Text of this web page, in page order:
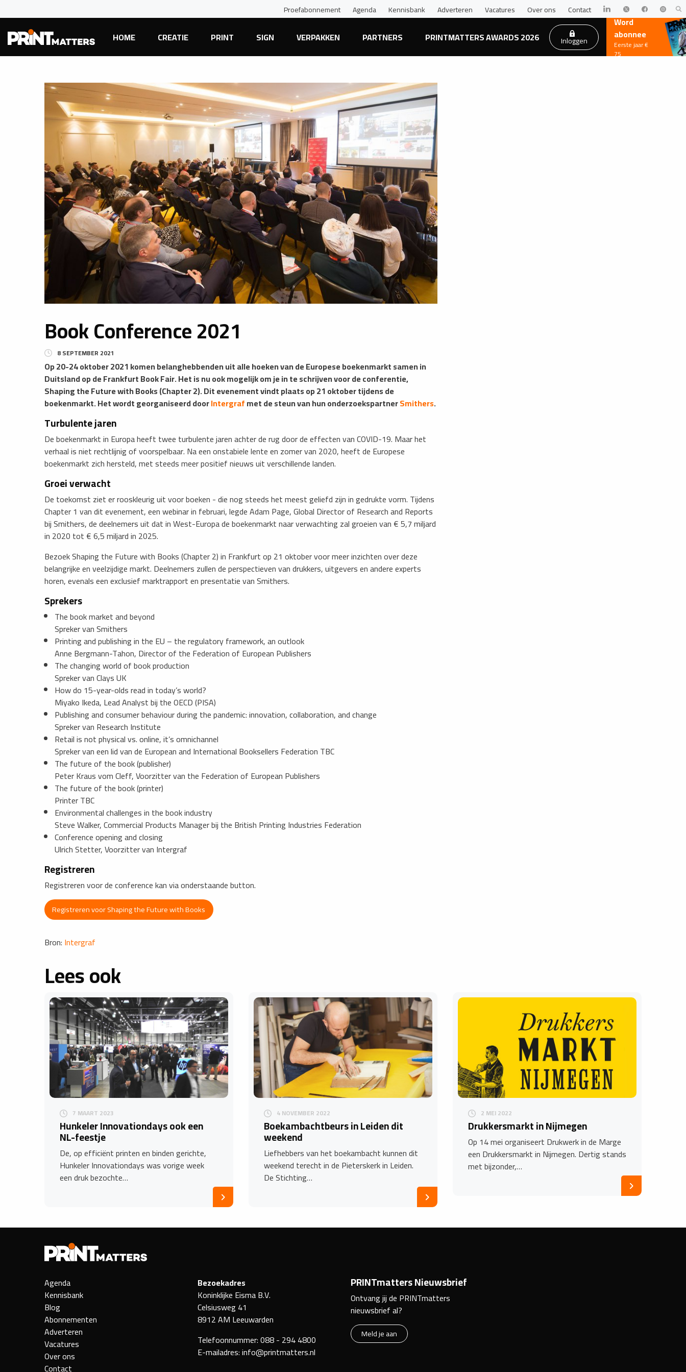
Proefabonnement Agenda Kennisbank Adverteren Vacatures Over ons Contact
HOME CREATIE PRINT SIGN VERPAKKEN PARTNERS PRINTMATTERS AWARDS 2026 Inloggen
Word
abonnee
Eerste jaar €
75
Book Conference 2021
8 SEPTEMBER 2021
Op 20-24 oktober 2021 komen belanghebbenden uit alle hoeken van de Europese boekenmarkt samen in
Duitsland op de Frankfurt Book Fair. Het is nu ook mogelijk om je in te schrijven voor de conferentie,
Shaping the Future with Books (Chapter 2). Dit evenement vindt plaats op 21 oktober tijdens de
boekenmarkt. Het wordt georganiseerd doorIntergrafmet de steun van hun onderzoekspartnerSmithers.
Turbulente jaren
De boekenmarkt in Europa heeft twee turbulente jaren achter de rug door de effecten van COVID-19. Maar het
verhaal is niet rechtlijnig of voorspelbaar. Na een onstabiele lente en zomer van 2020, heeft de Europese
boekenmarkt zich hersteld, met steeds meer positief nieuws uit verschillende landen.
Groei verwacht
De toekomst ziet er rooskleurig uit voor boeken - die nog steeds het meest geliefd zijn in gedrukte vorm. Tijdens
Chapter 1 van dit evenement, een webinar in februari, legde Adam Page, Global Director of Research and Reports
bij Smithers, de deelnemers uit dat in West-Europa de boekenmarkt naar verwachting zal groeien van € 5,7 miljard
in 2020 tot € 6,5 miljard in 2025.
Bezoek Shaping the Future with Books (Chapter 2) in Frankfurt op 21 oktober voor meer inzichten over deze
belangrijke en veelzijdige markt. Deelnemers zullen de perspectieven van drukkers, uitgevers en andere experts
horen, evenals een exclusief marktrapport en presentatie van Smithers.
Sprekers
The book market and beyond
Spreker van Smithers
Printing and publishing in the EU – the regulatory framework, an outlook
Anne Bergmann-Tahon, Director of the Federation of European Publishers
The changing world of book production
Spreker van Clays UK
How do 15-year-olds read in today’s world?
Miyako Ikeda, Lead Analyst bij the OECD (PISA)
Publishing and consumer behaviour during the pandemic: innovation, collaboration, and change
Spreker van Research Institute
Retail is not physical vs. online, it’s omnichannel
Spreker van een lid van de European and International Booksellers Federation TBC
The future of the book (publisher)
Peter Kraus vom Cleff, Voorzitter van the Federation of European Publishers
The future of the book (printer)
Printer TBC
Environmental challenges in the book industry
Steve Walker, Commercial Products Manager bij the British Printing Industries Federation
Conference opening and closing
Ulrich Stetter, Voorzitter van Intergraf
Registreren
Registreren voor de conference kan via onderstaande button.
Registreren voor Shaping the Future with Books
Bron: Intergraf
Lees ook
7 MAART 2023
Hunkeler Innovationdays ook een
NL-feestje
De, op efficiënt printen en binden gerichte,
Hunkeler Innovationdays was vorige week
een druk bezochte…
4 NOVEMBER 2022
Boekambachtbeurs in Leiden dit
weekend
Liefhebbers van het boekambacht kunnen dit
weekend terecht in de Pieterskerk in Leiden.
De Stichting…
2 MEI 2022
Drukkersmarkt in Nijmegen
Op 14 mei organiseert Drukwerk in de Marge
een Drukkersmarkt in Nijmegen. Dertig stands
met bijzonder,…
Agenda
Kennisbank
Blog
Abonnementen
Adverteren
Vacatures
Over ons
Contact
Bezoekadres
Koninklijke Eisma B.V.
Celsiusweg 41
8912 AM Leeuwarden
Telefoonnummer:088 - 294 4800
E-mailadres:info@printmatters.nl
PRINTmatters Nieuwsbrief
Ontvang jij de PRINTmatters
nieuwsbrief al?
Meld je aan